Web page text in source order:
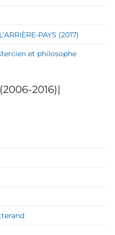
PAYS (2017)
et philosophe
2016)|